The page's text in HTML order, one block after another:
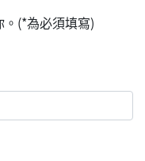
(*為必須填寫)